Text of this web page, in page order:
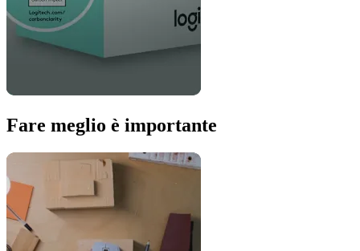
Fare meglio è importante